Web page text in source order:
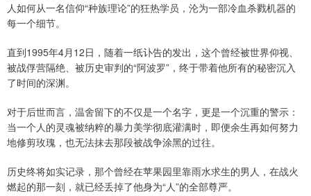
人如何从一名信仰“种族理论”的狂热学员，沦为一部冷血杀戮机器的
每一个细节。
直到1995年4月12日，随着一纸讣告的发出，这个曾经被世界仰视、
被战俘营隔绝、被历史审判的“阿波罗”，终于带着他所有的秘密沉入
了时间的深渊。
对于后世而言，温舍留下的不仅是一个名字，更是一个沉重的警示：
当一个人的灵魂被纳粹的暴力美学彻底灌满时，即便余生再如何努力
地修剪玫瑰，也无法抹去那段被战争涂黑的过往。
历史终将如实记录，那个曾经在苹果园里靠雨水求生的男人，在战火
燃起的那一刻，就已经丢掉了他身为“人”的全部尊严。